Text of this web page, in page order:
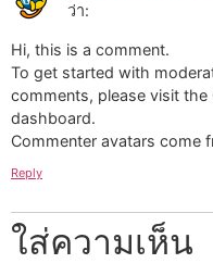
ว่า:
Hi, this is a comment.
To get started with
comments, please visit
dashboard.
Commenter avatars come
Reply
ใส่ความเห็น